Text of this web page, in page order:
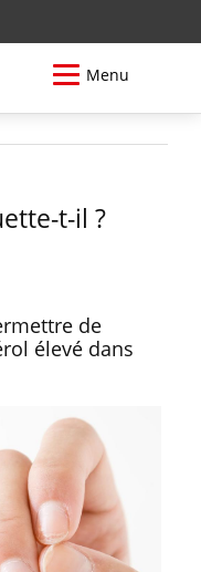
Menu
t-il ?
de
élevé dans